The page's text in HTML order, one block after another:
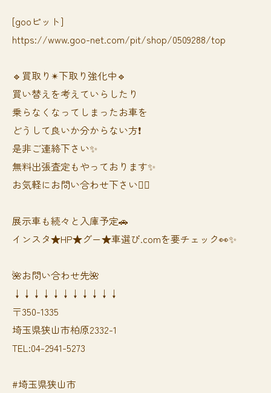
[gooピット]
https://www.goo-net.com/pit/shop/0509288/top
🔹買取り✴︎下取り強化中🔹
買い替えを考えていらしたり
乗らなくなってしまったお車を
どうして良いか分からない方❗️
是非ご連絡下さい✨
無料出張査定もやっております✨
お気軽にお問い合わせ下さい🙆‍♀️
展示車も続々と入庫予定🚗
インスタ★HP★グー★車選び.comを要チェック👀✨
🌺お問い合わせ先🌺
↓↓↓↓↓↓↓↓↓↓↓
〒350-1335
埼玉県狭山市柏原2332-1
TEL:04-2941-5273
#埼玉県狭山市